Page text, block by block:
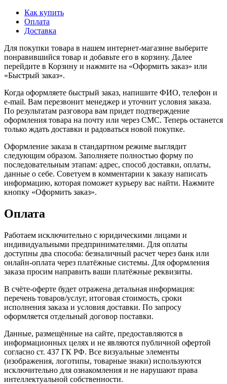
Как купить
Оплата
Доставка
Для покупки товара в нашем интернет-магазине выберите
понравившийся товар и добавьте его в корзину. Далее
перейдите в Корзину и нажмите на «Оформить заказ» или
«Быстрый заказ».
Когда оформляете быстрый заказ, напишите ФИО, телефон и
e-mail. Вам перезвонит менеджер и уточнит условия заказа.
По результатам разговора вам придет подтверждение
оформления товара на почту или через СМС. Теперь останется
только ждать доставки и радоваться новой покупке.
Оформление заказа в стандартном режиме выглядит
следующим образом. Заполняете полностью форму по
последовательным этапам: адрес, способ доставки, оплаты,
данные о себе. Советуем в комментарии к заказу написать
информацию, которая поможет курьеру вас найти. Нажмите
кнопку «Оформить заказ».
Оплата
Работаем исключительно с юридическими лицами и
индивидуальными предпринимателями. Для оплаты
доступны два способа: безналичный расчет через банк или
онлайн-оплата через платёжные системы. Для оформления
заказа просим направить ваши платёжные реквизиты.
В счёте-оферте будет отражена детальная информация:
перечень товаров/услуг, итоговая стоимость, сроки
исполнения заказа и условия доставки. По запросу
оформляется отдельный договор поставки.
Данные, размещённые на сайте, предоставляются в
информационных целях и не являются публичной офертой
согласно ст. 437 ГК РФ. Все визуальные элементы
(изображения, логотипы, товарные знаки) используются
исключительно для ознакомления и не нарушают права
интеллектуальной собственности.